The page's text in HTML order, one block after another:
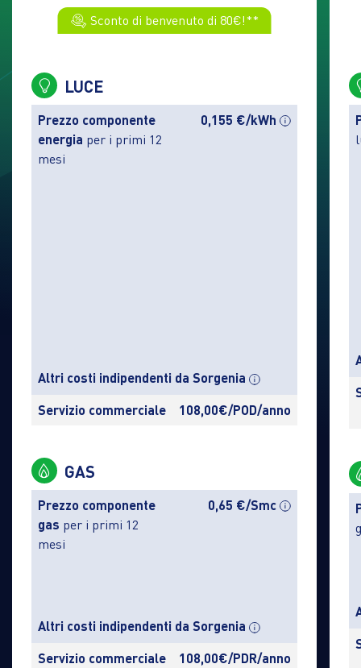
Sconto di benvenuto di 80€!**
LUCE
Prezzo componente
energia per i primi 12
mesi
0,155 €/kWh
Altri costi indipendenti da Sorgenia
Servizio commerciale
108,00€/POD/anno
GAS
Prezzo componente
gas per i primi 12
mesi
0,65 €/Smc
Altri costi indipendenti da Sorgenia
Servizio commerciale
108,00€/PDR/anno